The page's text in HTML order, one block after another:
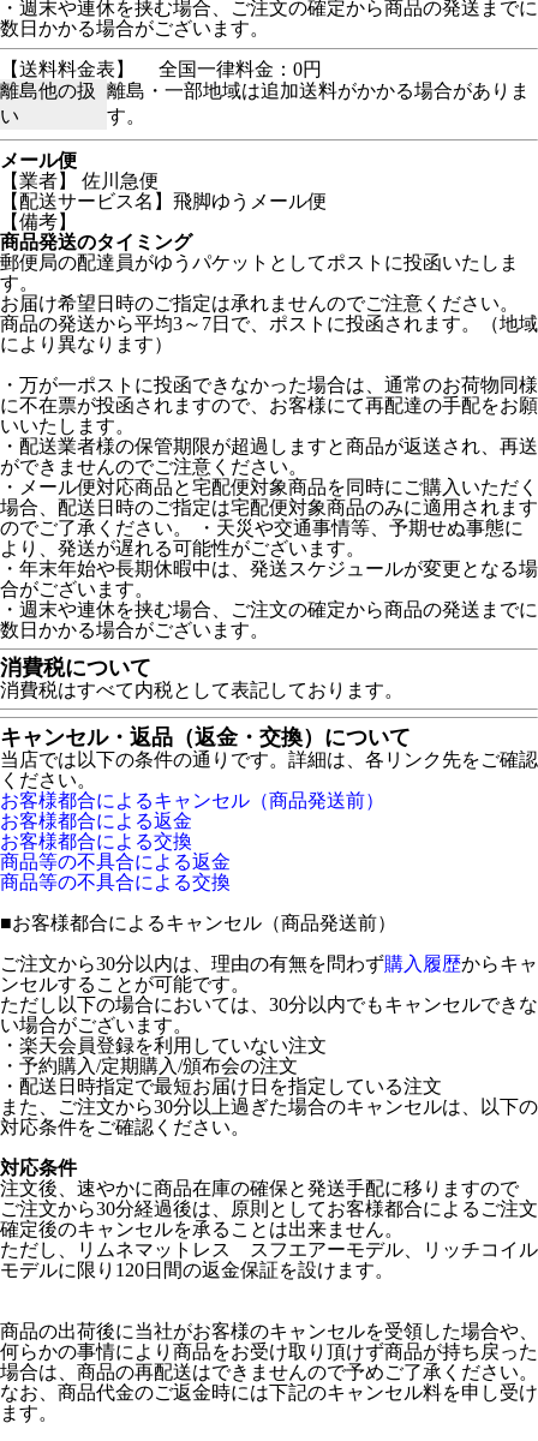
・週末や連休を挟む場合、ご注文の確定から商品の発送までに
数日かかる場合がございます。
【送料料金表】
全国一律料金：0円
離島他の扱
い
離島・一部地域は追加送料がかかる場合がありま
す。
メール便
【業者】 佐川急便
【配送サービス名】飛脚ゆうメール便
【備考】
商品発送のタイミング
郵便局の配達員がゆうパケットとしてポストに投函いたしま
す。
お届け希望日時のご指定は承れませんのでご注意ください。
商品の発送から平均3～7日で、ポストに投函されます。（地域
により異なります）
・万が一ポストに投函できなかった場合は、通常のお荷物同様
に不在票が投函されますので、お客様にて再配達の手配をお願
いいたします。
・配送業者様の保管期限が超過しますと商品が返送され、再送
ができませんのでご注意ください。
・メール便対応商品と宅配便対象商品を同時にご購入いただく
場合、配送日時のご指定は宅配便対象商品のみに適用されます
のでご了承ください。 ・天災や交通事情等、予期せぬ事態に
より、発送が遅れる可能性がございます。
・年末年始や長期休暇中は、発送スケジュールが変更となる場
合がございます。
・週末や連休を挟む場合、ご注文の確定から商品の発送までに
数日かかる場合がございます。
消費税について
消費税はすべて内税として表記しております。
キャンセル・返品（返金・交換）について
当店では以下の条件の通りです。詳細は、各リンク先をご確認
ください。
お客様都合によるキャンセル（商品発送前）
お客様都合による返金
お客様都合による交換
商品等の不具合による返金
商品等の不具合による交換
■お客様都合によるキャンセル（商品発送前）
ご注文から30分以内は、理由の有無を問わず購入履歴からキャ
ンセルすることが可能です。
ただし以下の場合においては、30分以内でもキャンセルできな
い場合がございます。
・楽天会員登録を利用していない注文
・予約購入/定期購入/頒布会の注文
・配送日時指定で最短お届け日を指定している注文
また、ご注文から30分以上過ぎた場合のキャンセルは、以下の
対応条件をご確認ください。
対応条件
注文後、速やかに商品在庫の確保と発送手配に移りますので
ご注文から30分経過後は、原則としてお客様都合によるご注文
確定後のキャンセルを承ることは出来ません。
ただし、リムネマットレス スフエアーモデル、リッチコイル
モデルに限り120日間の返金保証を設けます。
商品の出荷後に当社がお客様のキャンセルを受領した場合や、
何らかの事情により商品をお受け取り頂けず商品が持ち戻った
場合は、商品の再配送はできませんので予めご了承ください。
なお、商品代金のご返金時には下記のキャンセル料を申し受け
ます。